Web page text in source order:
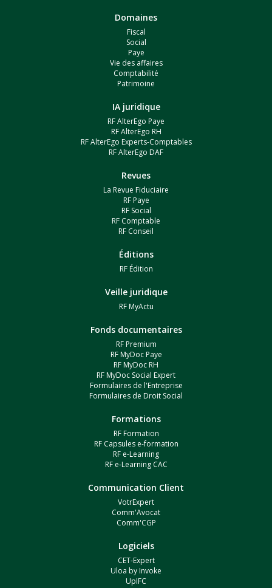
Domaines
Fiscal
Social
Paye
Vie des affaires
Comptabilité
Patrimoine
IA juridique
RF AlterEgo Paye
RF AlterEgo RH
RF AlterEgo Experts-Comptables
RF AlterEgo DAF
Revues
La Revue Fiduciaire
RF Paye
RF Social
RF Comptable
RF Conseil
Éditions
RF Édition
Veille juridique
RF MyActu
Fonds documentaires
RF Premium
RF MyDoc Paye
RF MyDoc RH
RF MyDoc Social Expert
Formulaires de l'Entreprise
Formulaires de Droit Social
Formations
RF Formation
RF Capsules e-formation
RF e-Learning
RF e-Learning CAC
Communication Client
VotrExpert
Comm'Avocat
Comm'CGP
Logiciels
CET-Expert
Uloa by Invoke
UpIFC